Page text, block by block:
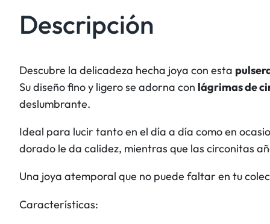
Descripción
Descubre la delicadeza hecha joya con esta
Su diseño fino y ligero se adorna con lágrimas de
deslumbrante.
Ideal para lucir tanto en el día a día como en
dorado le da calidez, mientras que las circonitas
Una joya atemporal que no puede faltar en tu
Características: